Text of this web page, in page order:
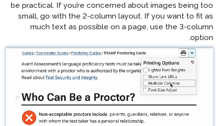
be practical. If you’re
small, go with the 2-column
much text as possible on